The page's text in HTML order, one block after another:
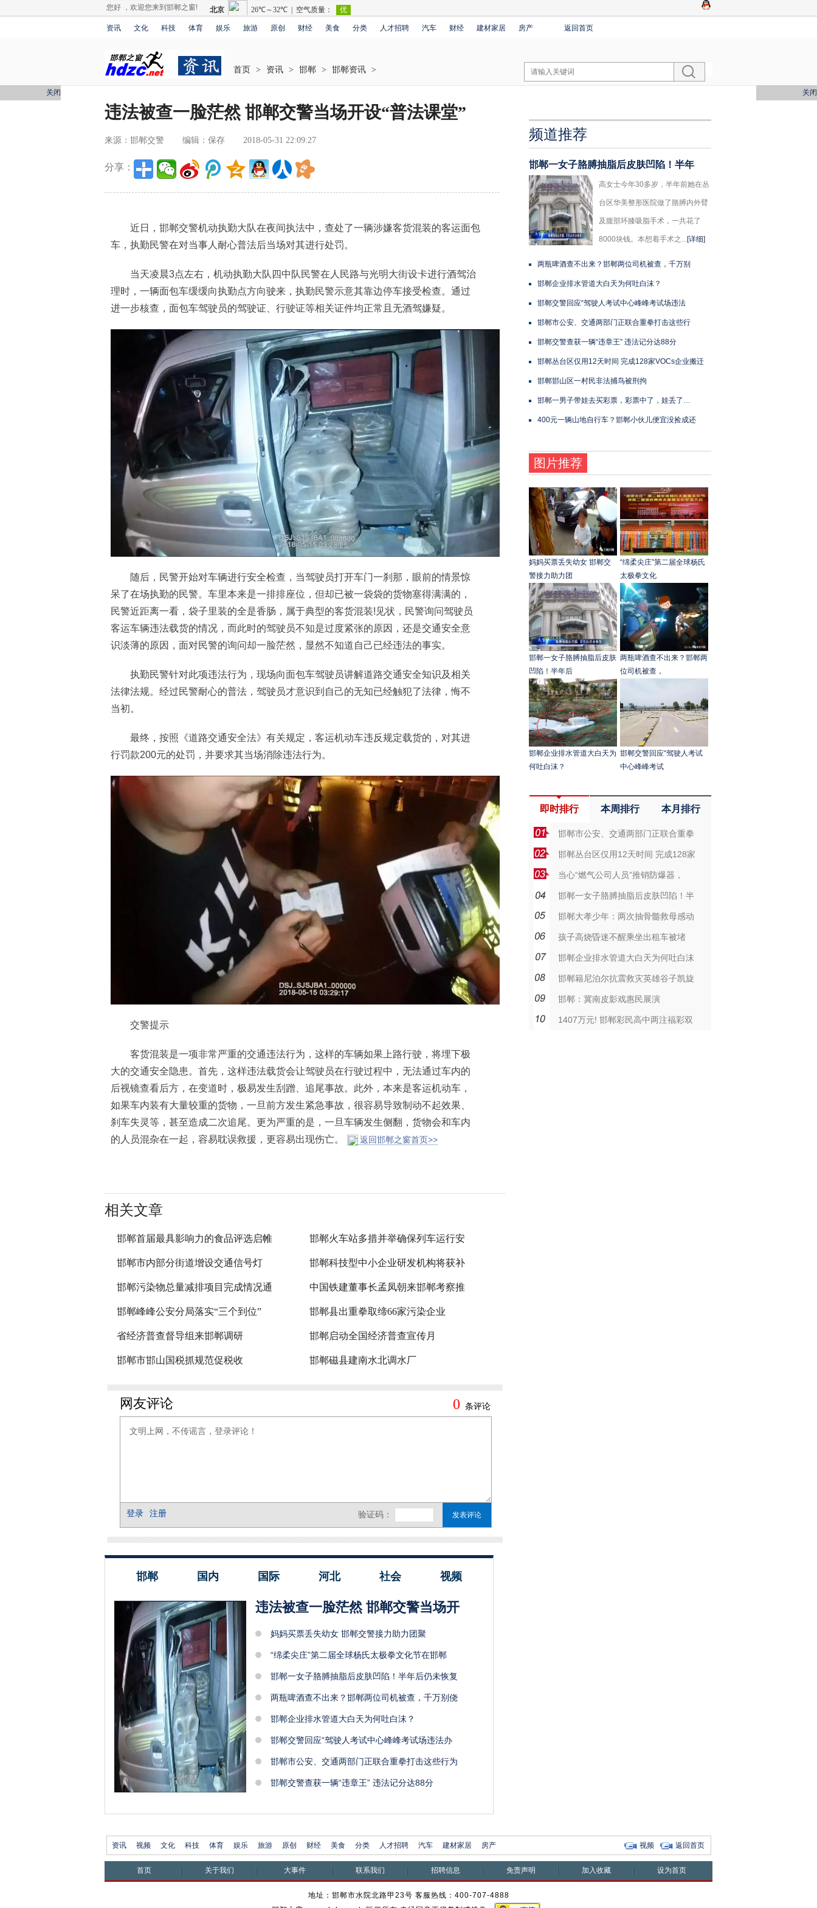
您好 ，欢迎您来到邯郸之窗!
资讯 文化 科技 体育 娱乐 旅游 原创 财经 美食 分类 人才招聘 汽车 财经 建材家居 房产 返回首页
首页 > 资讯 > 邯郸 > 邯郸资讯 >
违法被查一脸茫然 邯郸交警当场开设“普法课堂”
来源：邯郸交警 编辑：保存 2018-05-31 22:09:27
分享：
近日，邯郸交警机动执勤大队在夜间执法中，查处了一辆涉嫌客货混装的客运面包
车，执勤民警在对当事人耐心普法后当场对其进行处罚。
当天凌晨3点左右，机动执勤大队四中队民警在人民路与光明大街设卡进行酒驾治
理时，一辆面包车缓缓向执勤点方向驶来，执勤民警示意其靠边停车接受检查。通过
进一步核查，面包车驾驶员的驾驶证、行驶证等相关证件均正常且无酒驾嫌疑。
随后，民警开始对车辆进行安全检查，当驾驶员打开车门一刹那，眼前的情景惊
呆了在场执勤的民警。车里本来是一排排座位，但却已被一袋袋的货物塞得满满的，
民警近距离一看，袋子里装的全是香肠，属于典型的客货混装!见状，民警询问驾驶员
客运车辆违法载货的情况，而此时的驾驶员不知是过度紧张的原因，还是交通安全意
识淡薄的原因，面对民警的询问却一脸茫然，显然不知道自己已经违法的事实。
执勤民警针对此项违法行为，现场向面包车驾驶员讲解道路交通安全知识及相关
法律法规。经过民警耐心的普法，驾驶员才意识到自己的无知已经触犯了法律，悔不
当初。
最终，按照《道路交通安全法》有关规定，客运机动车违反规定载货的，对其进
行罚款200元的处罚，并要求其当场消除违法行为。
交警提示
客货混装是一项非常严重的交通违法行为，这样的车辆如果上路行驶，将埋下极
大的交通安全隐患。首先，这样违法载货会让驾驶员在行驶过程中，无法通过车内的
后视镜查看后方，在变道时，极易发生刮蹭、追尾事故。此外，本来是客运机动车，
如果车内装有大量较重的货物，一旦前方发生紧急事故，很容易导致制动不起效果、
刹车失灵等，甚至造成二次追尾。更为严重的是，一旦车辆发生侧翻，货物会和车内
的人员混杂在一起，容易耽误救援，更容易出现伤亡。
返回邯郸之窗首页>>
相关文章
邯郸首届最具影响力的食品评选启帷 邯郸火车站多措并举确保列车运行安
邯郸市内部分街道增设交通信号灯 邯郸科技型中小企业研发机构将获补
邯郸污染物总量减排项目完成情况通 中国铁建董事长孟凤朝来邯郸考察推
邯郸峰峰公安分局落实“三个到位” 邯郸县出重拳取缔66家污染企业
省经济普查督导组来邯郸调研 邯郸启动全国经济普查宣传月
邯郸市邯山国税抓规范促税收 邯郸磁县建南水北调水厂
邯郸 国内 国际 河北 社会 视频
违法被查一脸茫然 邯郸交警当场开
妈妈买票丢失幼女 邯郸交警接力助力团聚
“绵柔尖庄”第二届全球杨氏太极拳文化节在邯郸
邯郸一女子胳膊抽脂后皮肤凹陷！半年后仍未恢复
两瓶啤酒查不出来？邯郸两位司机被查，千万别侥
邯郸企业排水管道大白天为何吐白沫？
邯郸交警回应“驾驶人考试中心峰峰考试场违法办
邯郸市公安、交通两部门正联合重拳打击这些行为
邯郸交警查获一辆“违章王” 违法记分达88分
频道推荐
邯郸一女子胳膊抽脂后皮肤凹陷！半年
高女士今年30多岁，半年前她在丛
台区华美整形医院做了胳膊内外臂
及腹部环膝吸脂手术，一共花了
8000块钱。本想着手术之...[详细]
两瓶啤酒查不出来？邯郸两位司机被查，千万别
邯郸企业排水管道大白天为何吐白沫？
邯郸交警回应“驾驶人考试中心峰峰考试场违法
邯郸市公安、交通两部门正联合重拳打击这些行
邯郸交警查获一辆“违章王” 违法记分达88分
邯郸丛台区仅用12天时间 完成128家VOCs企业搬迁
邯郸邯山区一村民非法捕鸟被刑拘
邯郸一男子带娃去买彩票，彩票中了，娃丢了…
400元一辆山地自行车？邯郸小伙儿便宜没捡成还
图片推荐
妈妈买票丢失幼女 邯郸交
警接力助力团
“绵柔尖庄”第二届全球杨氏
太极拳文化
邯郸一女子胳膊抽脂后皮肤
凹陷！半年后
两瓶啤酒查不出来？邯郸两
位司机被查，
邯郸企业排水管道大白天为
何吐白沫？
邯郸交警回应“驾驶人考试
中心峰峰考试
即时排行 本周排行 本月排行
邯郸市公安、交通两部门正联合重拳
邯郸丛台区仅用12天时间 完成128家
当心“燃气公司人员”推销防爆器，
邯郸一女子胳膊抽脂后皮肤凹陷！半
邯郸大孝少年：两次抽骨髓救母感动
孩子高烧昏迷不醒乘坐出租车被堵
邯郸企业排水管道大白天为何吐白沫
邯郸籍尼泊尔抗震救灾英雄谷子凯旋
邯郸：冀南皮影戏惠民展演
1407万元! 邯郸彩民高中两注福彩双
关闭 关闭
资讯 视频 文化 科技 体育 娱乐 旅游 原创 财经 美食 分类 人才招聘 汽车 建材家居 房产 返回首页
视频
首页 关于我们 大事件 联系我们 招聘信息 免责声明 加入收藏 设为首页
地址：邯郸市水院北路甲23号 客服热线：400-707-4888